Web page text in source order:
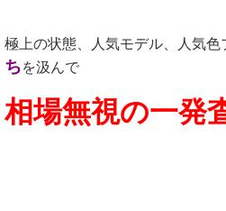
極上の状態、人気モデル、人気色
ちを汲んで
相場無視の一発